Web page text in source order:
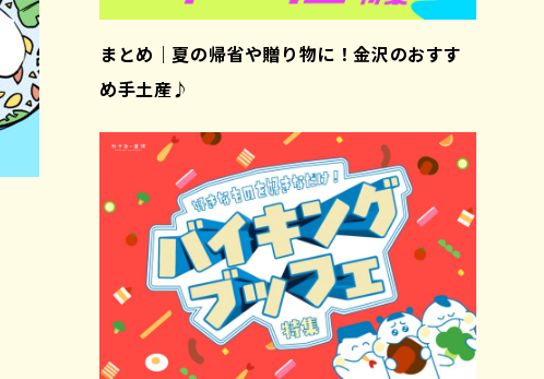
まとめ｜夏の帰省や贈り物に！金沢のおすす
め手土産♪